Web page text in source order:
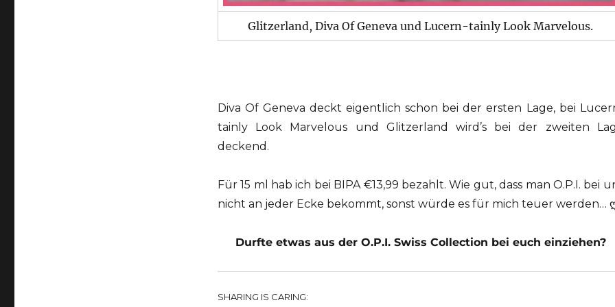
Glitzerland, Diva Of Geneva und Lucern-tainly Look Marvelous.
Diva Of Geneva deckt eigentlich schon bei der ersten Lage, bei
tainly Look Marvelous und Glitzerland wird’s bei der zweiten
deckend.
Für 15 ml hab ich bei BIPA €13,99 bezahlt. Wie gut, dass man O.P.I. bei
nicht an jeder Ecke bekommt, sonst würde es für mich teuer werden…
Durfte etwas aus der O.P.I. Swiss Collection bei euch einziehen?
SHARING IS CARING: